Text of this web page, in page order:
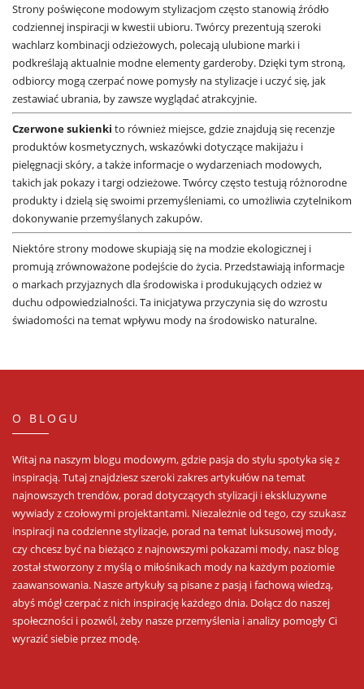
Strony poświęcone modowym stylizacjom często stanowią źródło
codziennej inspiracji w kwestii ubioru. Twórcy prezentują szeroki
wachlarz kombinacji odzieżowych, polecają ulubione marki i
podkreślają aktualnie modne elementy garderoby. Dzięki tym stroną,
odbiorcy mogą czerpać nowe pomysły na stylizacje i uczyć się, jak
zestawiać ubrania, by zawsze wyglądać atrakcyjnie.
Czerwone sukienki to również miejsce, gdzie znajdują się recenzje
produktów kosmetycznych, wskazówki dotyczące makijażu i
pielęgnacji skóry, a także informacje o wydarzeniach modowych,
takich jak pokazy i targi odzieżowe. Twórcy często testują różnorodne
produkty i dzielą się swoimi przemyśleniami, co umożliwia czytelnikom
dokonywanie przemyślanych zakupów.
Niektóre strony modowe skupiają się na modzie ekologicznej i
promują zrównoważone podejście do życia. Przedstawiają informacje
o markach przyjaznych dla środowiska i produkujących odzież w
duchu odpowiedzialności. Ta inicjatywa przyczynia się do wzrostu
świadomości na temat wpływu mody na środowisko naturalne.
O BLOGU
Witaj na naszym blogu modowym, gdzie pasja do stylu spotyka się z
inspiracją. Tutaj znajdziesz szeroki zakres artykułów na temat
najnowszych trendów, porad dotyczących stylizacji i ekskluzywne
wywiady z czołowymi projektantami. Niezależnie od tego, czy szukasz
inspiracji na codzienne stylizacje, porad na temat luksusowej mody,
czy chcesz być na bieżąco z najnowszymi pokazami mody, nasz blog
został stworzony z myślą o miłośnikach mody na każdym poziomie
zaawansowania. Nasze artykuły są pisane z pasją i fachową wiedzą,
abyś mógł czerpać z nich inspirację każdego dnia. Dołącz do naszej
społeczności i pozwól, żeby nasze przemyślenia i analizy pomogły Ci
wyrazić siebie przez modę.